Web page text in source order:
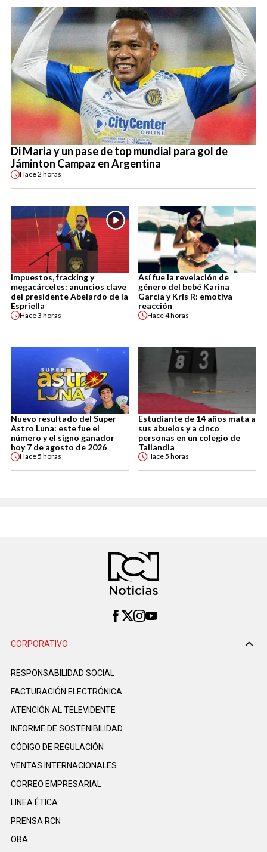
Di María y un pase de top mundial para gol de
Jáminton Campaz en Argentina
Hace2 horas
Impuestos, fracking y
megacárceles: anuncios clave
del presidente Abelardo de la
Espriella
Hace3 horas
Así fue la revelación de
género del bebé Karina
García y Kris R: emotiva
reacción
Hace4 horas
Nuevo resultado del Super
Astro Luna: este fue el
número y el signo ganador
hoy 7 de agosto de 2026
Hace5 horas
Estudiante de 14 años mata a
sus abuelos y a cinco
personas en un colegio de
Tailandia
Hace5 horas
CORPORATIVO
RESPONSABILIDAD SOCIAL
FACTURACIÓN ELECTRÓNICA
ATENCIÓN AL TELEVIDENTE
INFORME DE SOSTENIBILIDAD
CÓDIGO DE REGULACIÓN
VENTAS INTERNACIONALES
CORREO EMPRESARIAL
LINEA ÉTICA
PRENSA RCN
OBA